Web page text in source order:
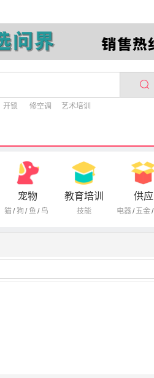
开锁 修空调 艺术培训
宠物
猫/ 狗 / 鱼 / 鸟
教育培训
技能
供应
电器/五金/